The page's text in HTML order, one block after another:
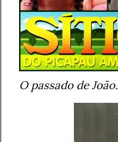
O passado de João.